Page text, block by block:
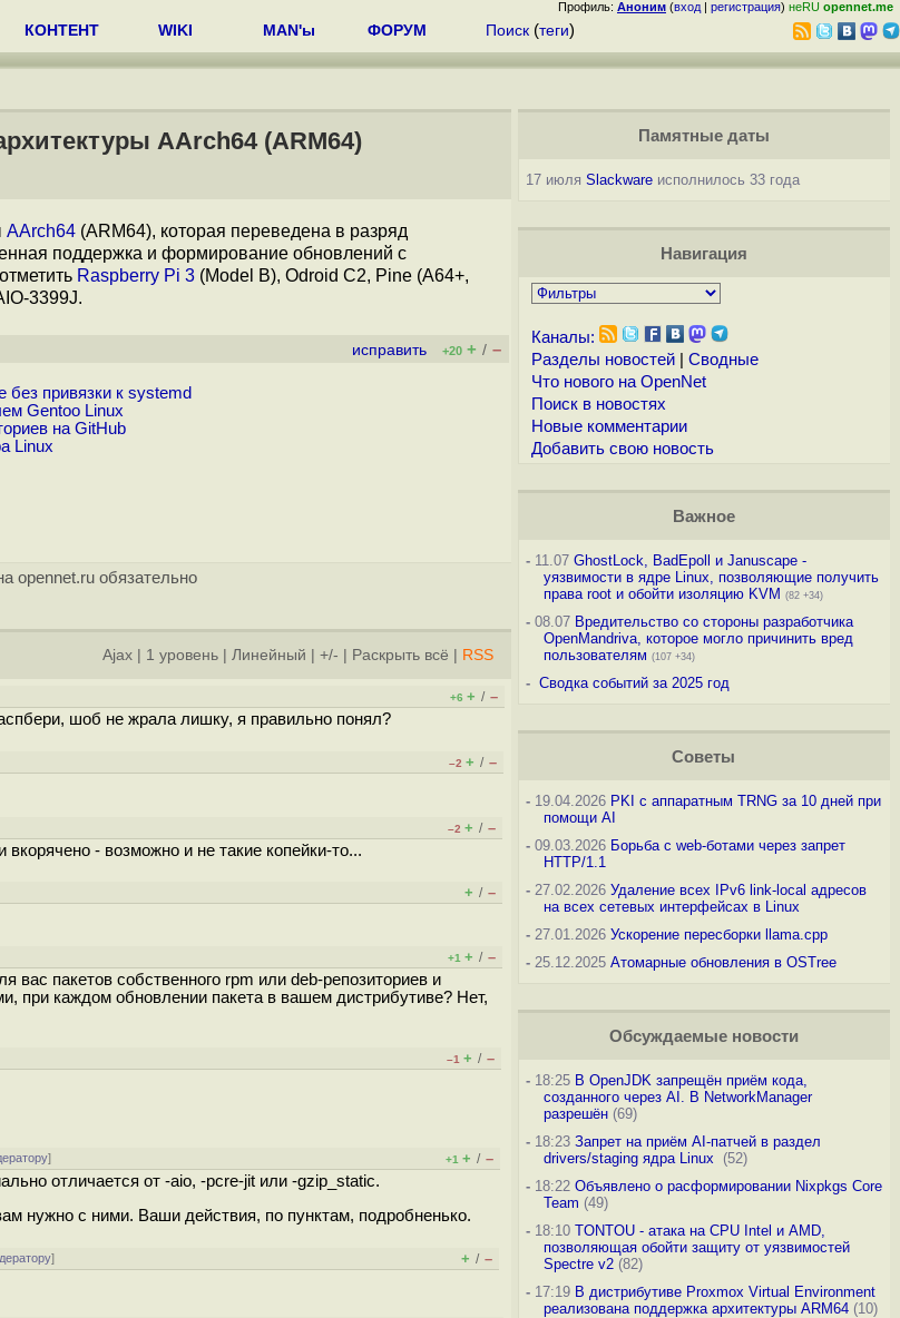
Профиль: Аноним (вход | регистрация) неRU opennet.me
КОНТЕНТ WIKI MAN'ы ФОРУМ Поиск (теги)
AArch64 (ARM64)
AArch64 (ARM64), которая переведена в разряд
поддержка и формирование обновлений с
Raspberry Pi 3 (Model B), Odroid C2, Pine (A64+,
3399J.
исправить +20 + / –
привязки к systemd
Gentoo Linux
на GitHub
Linux
opennet.ru обязательно
Ajax 1 уровень Линейный +/- Раскрыть всё RSS
+6 + / –
шоб не жрала лишку, я правильно понял?
–2 + / –
–2 + / –
вкорячено - возможно и не такие копейки-то...
+ / –
+1 + / –
пакетов собственного rpm или deb-репозиториев и
при каждом обновлении пакета в вашем дистрибутиве? Нет,
–1 + / –
] +1 + / –
отличается от -aio, -pcre-jit или -gzip_static.
нужно с ними. Ваши действия, по пунктам, подробненько.
] + / –
Памятные даты
17 июля Slackwareисполнилось 33 года
Навигация
Каналы:
Разделы новостей| Сводные
Что нового на OpenNet
Поиск в новостях
Новые комментарии
Добавить свою новость
Важное
-11.07 GhostLock, BadEpoll и Januscape -
уязвимости в ядре Linux, позволяющие получить
права root и обойти изоляцию KVM (82 +34)
-08.07 Вредительство со стороны разработчика
OpenMandriva, которое могло причинить вред
пользователям (107 +34)
- Сводка событий за 2025 год
Советы
-19.04.2026 PKI с аппаратным TRNG за 10 дней при
помощи AI
-09.03.2026 Борьба с web-ботами через запрет
HTTP/1.1
-27.02.2026 Удаление всех IPv6 link-local адресов
на всех сетевых интерфейсах в Linux
-27.01.2026 Ускорение пересборки llama.cpp
-25.12.2025 Атомарные обновления в OSTree
Обсуждаемые новости
-18:25 В OpenJDK запрещён приём кода,
созданного через AI. В NetworkManager
разрешён(69)
-18:23 Запрет на приём AI-патчей в раздел
drivers/staging ядра Linux
(52)
-18:22 Объявлено о расформировании Nixpkgs Core
Team (49)
-18:10 TONTOU - атака на CPU Intel и AMD,
позволяющая обойти защиту от уязвимостей
Spectre v2(82)
-17:19 В дистрибутиве Proxmox Virtual Environment
реализована поддержка архитектуры ARM64(10)